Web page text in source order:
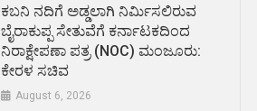
ಕಬನಿ ನದಿಗೆ ಅಡ್ಡಲಾಗಿ ನಿರ್ಮಿಸಲಿರುವ
ಬೈರಾಕುಪ್ಪ ಸೇತುವೆಗೆ ಕರ್ನಾಟಕದಿಂದ
ನಿರಾಕ್ಷೇಪಣಾ ಪತ್ರ (NOC) ಮಂಜೂರು:
ಕೇರಳ ಸಚಿವ
August 6, 2026